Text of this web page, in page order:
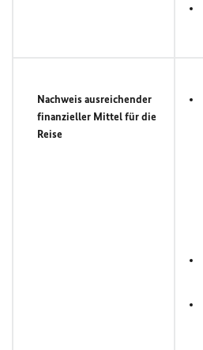
Nachweis ausreichender
finanzieller Mittel für die
Reise